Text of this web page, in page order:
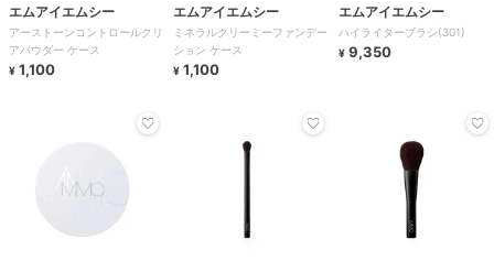
エムアイエムシー
アーストーンコントロールクリ
アパウダー ケース
¥ 1,100
エムアイエムシー
ミネラルクリーミーファンデー
ション ケース
¥ 1,100
エムアイエムシー
ハイライターブラシ(301)
¥ 9,350